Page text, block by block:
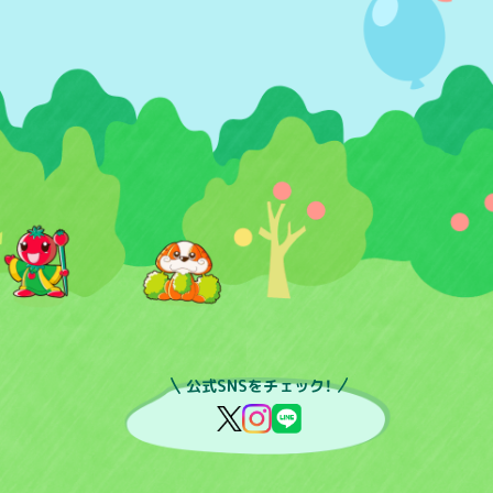
公式SNSをチェック！